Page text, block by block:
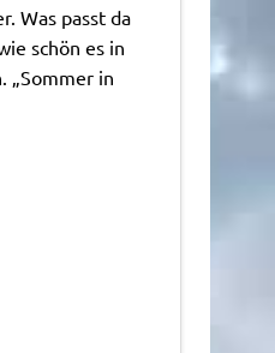
Was passt da
schön es in
„Sommer in